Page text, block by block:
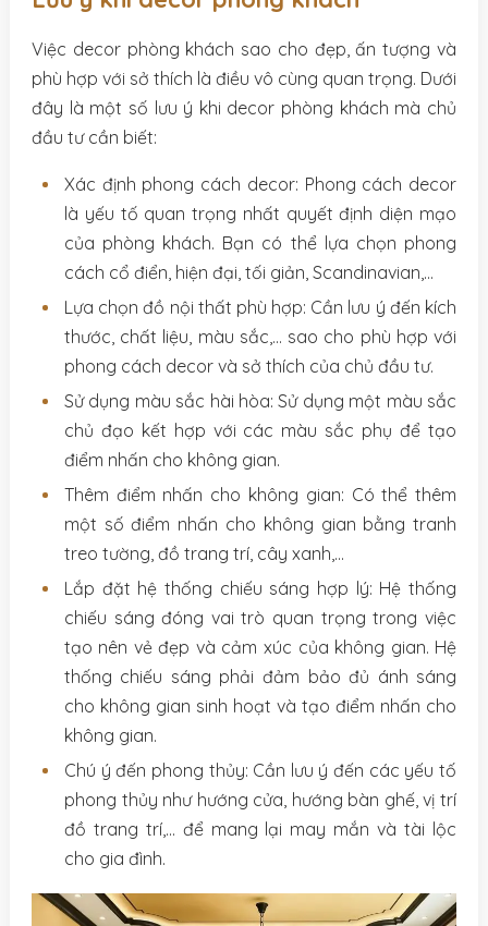
Việc decor phòng khách sao cho đẹp, ấn tượng và
phù hợp với sở thích là điều vô cùng quan trọng. Dưới
đây là một số lưu ý khi decor phòng khách mà chủ
đầu tư cần biết:
Xác định phong cách decor: Phong cách decor
là yếu tố quan trọng nhất quyết định diện mạo
của phòng khách. Bạn có thể lựa chọn phong
cách cổ điển, hiện đại, tối giản, Scandinavian,…
Lựa chọn đồ nội thất phù hợp: Cần lưu ý đến kích
thước, chất liệu, màu sắc,… sao cho phù hợp với
phong cách decor và sở thích của chủ đầu tư.
Sử dụng màu sắc hài hòa: Sử dụng một màu sắc
chủ đạo kết hợp với các màu sắc phụ để tạo
điểm nhấn cho không gian.
Thêm điểm nhấn cho không gian: Có thể thêm
một số điểm nhấn cho không gian bằng tranh
treo tường, đồ trang trí, cây xanh,…
Lắp đặt hệ thống chiếu sáng hợp lý: Hệ thống
chiếu sáng đóng vai trò quan trọng trong việc
tạo nên vẻ đẹp và cảm xúc của không gian. Hệ
thống chiếu sáng phải đảm bảo đủ ánh sáng
cho không gian sinh hoạt và tạo điểm nhấn cho
không gian.
Chú ý đến phong thủy: Cần lưu ý đến các yếu tố
phong thủy như hướng cửa, hướng bàn ghế, vị trí
đồ trang trí,… để mang lại may mắn và tài lộc
cho gia đình.